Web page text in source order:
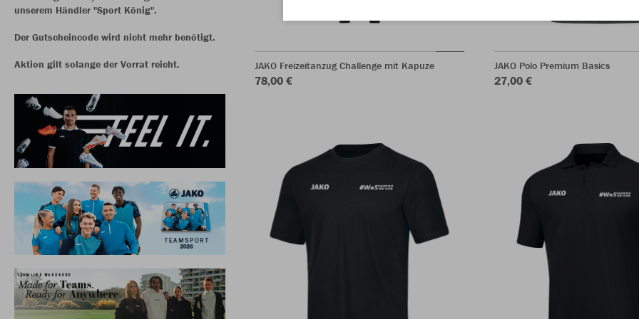
unserem Händler "Sport König".
Der Gutscheincode wird nicht mehr benötigt.
Aktion gilt solange der Vorrat reicht. JAKO Freizeitanzug Challenge mit Kapuze
78,00 €
JAKO Polo Premium Basics
27,00 €